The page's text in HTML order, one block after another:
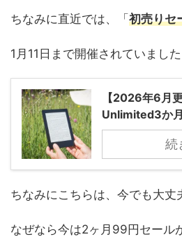
ちなみに直近では、「初売りセ
1月11日まで開催されていました
【2026年6月
Unlimited3か
続
ちなみにこちらは、今でも大丈
なぜなら今は2ヶ月99円セール